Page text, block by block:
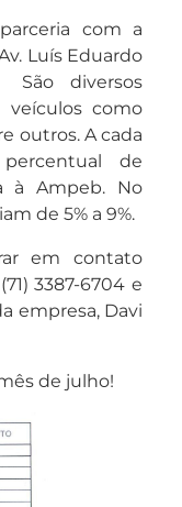
com a
Luís Eduardo
São diversos
veículos como
outros. A cada
de
à Ampeb. No
de 5% a 9%.
em contato
3387-6704 e
empresa, Davi
de julho!